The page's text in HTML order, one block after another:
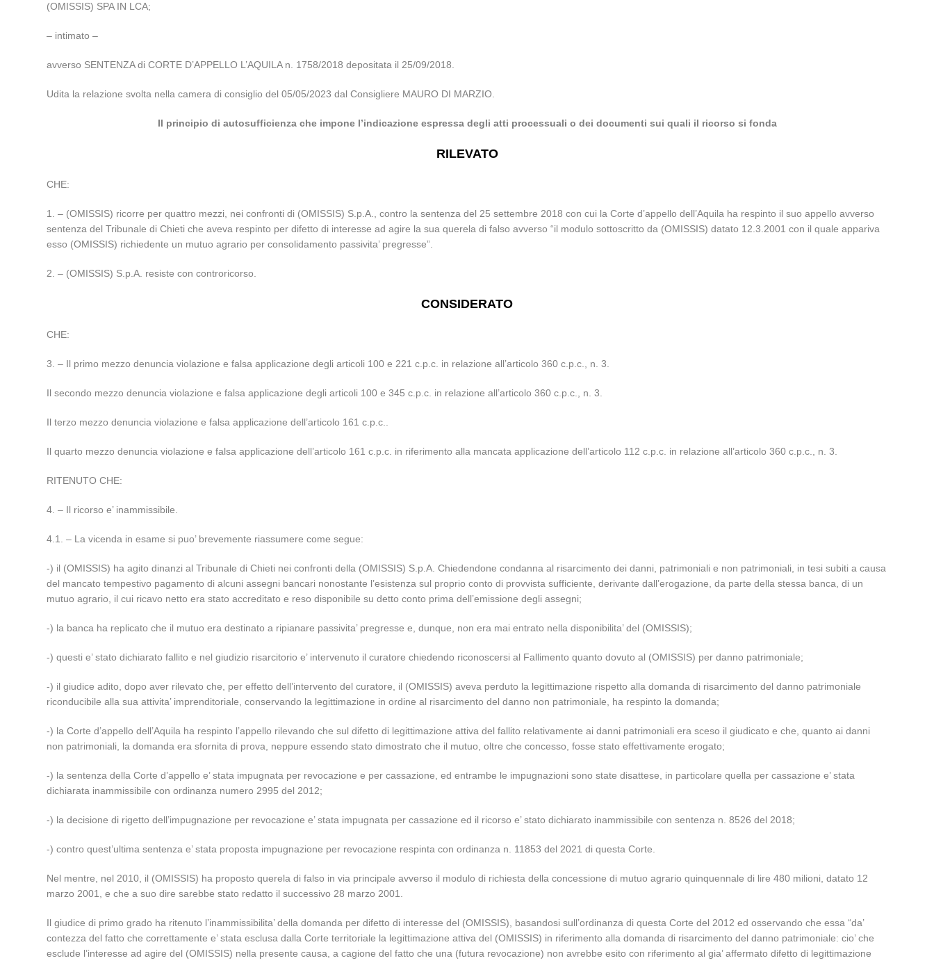
(OMISSIS) SPA IN LCA;
– intimato –
avverso SENTENZA di CORTE D’APPELLO L’AQUILA n. 1758/2018 depositata il 25/09/2018.
Udita la relazione svolta nella camera di consiglio del 05/05/2023 dal Consigliere MAURO DI MARZIO.
Il principio di autosufficienza che impone l’indicazione espressa degli atti processuali o dei documenti sui quali il ricorso si fonda
RILEVATO
CHE:
1. – (OMISSIS) ricorre per quattro mezzi, nei confronti di (OMISSIS) S.p.A., contro la sentenza del 25 settembre 2018 con cui la Corte d’appello dell’Aquila ha respinto il suo appello avverso
sentenza del Tribunale di Chieti che aveva respinto per difetto di interesse ad agire la sua querela di falso avverso “il modulo sottoscritto da (OMISSIS) datato 12.3.2001 con il quale appariva
esso (OMISSIS) richiedente un mutuo agrario per consolidamento passivita’ pregresse”.
2. – (OMISSIS) S.p.A. resiste con controricorso.
CONSIDERATO
CHE:
3. – Il primo mezzo denuncia violazione e falsa applicazione degli articoli 100 e 221 c.p.c. in relazione all’articolo 360 c.p.c., n. 3.
Il secondo mezzo denuncia violazione e falsa applicazione degli articoli 100 e 345 c.p.c. in relazione all’articolo 360 c.p.c., n. 3.
Il terzo mezzo denuncia violazione e falsa applicazione dell’articolo 161 c.p.c..
Il quarto mezzo denuncia violazione e falsa applicazione dell’articolo 161 c.p.c. in riferimento alla mancata applicazione dell’articolo 112 c.p.c. in relazione all’articolo 360 c.p.c., n. 3.
RITENUTO CHE:
4. – Il ricorso e’ inammissibile.
4.1. – La vicenda in esame si puo’ brevemente riassumere come segue:
-) il (OMISSIS) ha agito dinanzi al Tribunale di Chieti nei confronti della (OMISSIS) S.p.A. Chiedendone condanna al risarcimento dei danni, patrimoniali e non patrimoniali, in tesi subiti a causa
del mancato tempestivo pagamento di alcuni assegni bancari nonostante l’esistenza sul proprio conto di provvista sufficiente, derivante dall’erogazione, da parte della stessa banca, di un
mutuo agrario, il cui ricavo netto era stato accreditato e reso disponibile su detto conto prima dell’emissione degli assegni;
-) la banca ha replicato che il mutuo era destinato a ripianare passivita’ pregresse e, dunque, non era mai entrato nella disponibilita’ del (OMISSIS);
-) questi e’ stato dichiarato fallito e nel giudizio risarcitorio e’ intervenuto il curatore chiedendo riconoscersi al Fallimento quanto dovuto al (OMISSIS) per danno patrimoniale;
-) il giudice adito, dopo aver rilevato che, per effetto dell’intervento del curatore, il (OMISSIS) aveva perduto la legittimazione rispetto alla domanda di risarcimento del danno patrimoniale
riconducibile alla sua attivita’ imprenditoriale, conservando la legittimazione in ordine al risarcimento del danno non patrimoniale, ha respinto la domanda;
-) la Corte d’appello dell’Aquila ha respinto l’appello rilevando che sul difetto di legittimazione attiva del fallito relativamente ai danni patrimoniali era sceso il giudicato e che, quanto ai danni
non patrimoniali, la domanda era sfornita di prova, neppure essendo stato dimostrato che il mutuo, oltre che concesso, fosse stato effettivamente erogato;
-) la sentenza della Corte d’appello e’ stata impugnata per revocazione e per cassazione, ed entrambe le impugnazioni sono state disattese, in particolare quella per cassazione e’ stata
dichiarata inammissibile con ordinanza numero 2995 del 2012;
-) la decisione di rigetto dell’impugnazione per revocazione e’ stata impugnata per cassazione ed il ricorso e’ stato dichiarato inammissibile con sentenza n. 8526 del 2018;
-) contro quest’ultima sentenza e’ stata proposta impugnazione per revocazione respinta con ordinanza n. 11853 del 2021 di questa Corte.
Nel mentre, nel 2010, il (OMISSIS) ha proposto querela di falso in via principale avverso il modulo di richiesta della concessione di mutuo agrario quinquennale di lire 480 milioni, datato 12
marzo 2001, e che a suo dire sarebbe stato redatto il successivo 28 marzo 2001.
Il giudice di primo grado ha ritenuto l’inammissibilita’ della domanda per difetto di interesse del (OMISSIS), basandosi sull’ordinanza di questa Corte del 2012 ed osservando che essa “da’
contezza del fatto che correttamente e’ stata esclusa dalla Corte territoriale la legittimazione attiva del (OMISSIS) in riferimento alla domanda di risarcimento del danno patrimoniale: cio’ che
esclude l’interesse ad agire del (OMISSIS) nella presente causa, a cagione del fatto che una (futura revocazione) non avrebbe esito con riferimento al gia’ affermato difetto di legittimazione